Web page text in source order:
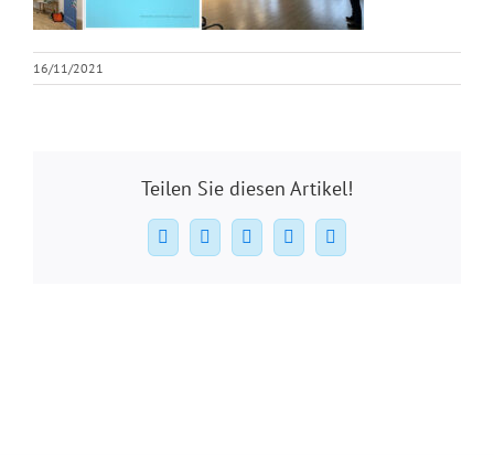
16/11/2021
Teilen Sie diesen Artikel!
Facebook
X WhatsAppPinterest
E-
Mail